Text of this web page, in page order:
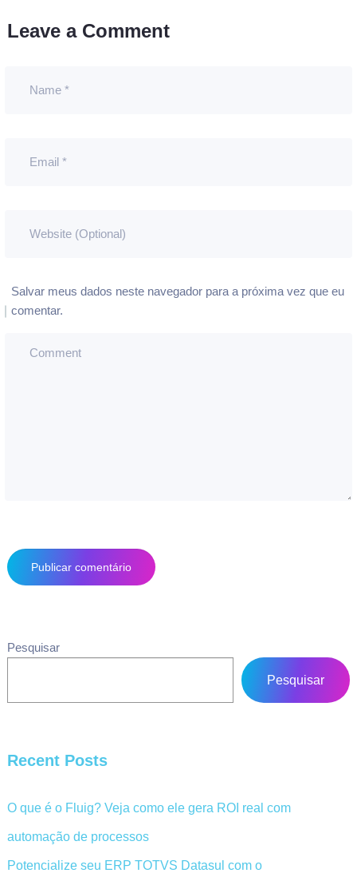
Leave a Comment
Salvar meus dados neste navegador para a próxima vez que eu
comentar.
Pesquisar
Pesquisar
Recent Posts
O que é o Fluig? Veja como ele gera ROI real com
automação de processos
Potencialize seu ERP TOTVS Datasul com o